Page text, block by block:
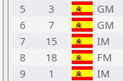
5
3 GM
6
7 GM
7
15 IM
8
18 FM
9
1 IM